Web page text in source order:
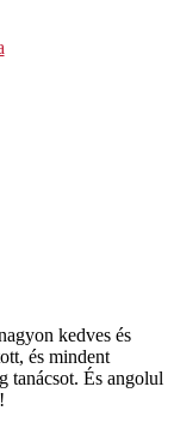
kedves és
és mindent
tanácsot. És angolul